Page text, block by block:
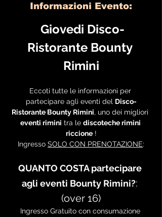
Informazioni Evento:
Giovedi Disco-
Ristorante Bounty
Rimini
Eccoti tutte le informazioni per
partecipare agli eventi del Disco-
Ristorante Bounty Rimini, uno dei migliori
eventi rimini tra le discoteche rimini
riccione !
Ingresso SOLO CON PRENOTAZIONE:
QUANTO COSTA partecipare
agli eventi Bounty Rimini?:
(over 16)
Ingresso Gratuito con consumazione